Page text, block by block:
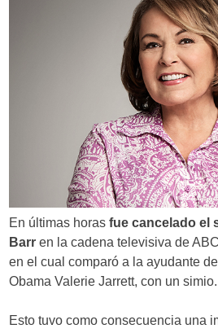
En últimas horasfue cancelado el
Barr en la cadena televisiva de
en el cual comparó a la ayudante
Obama Valerie Jarrett, con un simio.
Esto tuvo como consecuencia una